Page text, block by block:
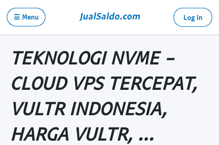
☰ Menu Log in
TEKNOLOGI NVME -
CLOUD VPS TERCEPAT,
VULTR INDONESIA,
HARGA VULTR, ...